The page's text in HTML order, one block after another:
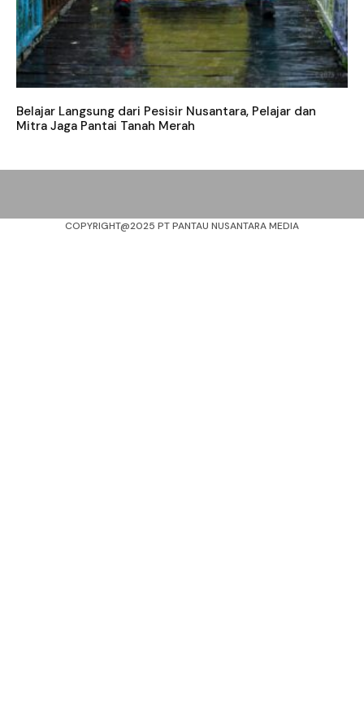
Belajar Langsung dari Pesisir Nusantara, Pelajar dan
Mitra Jaga Pantai Tanah Merah
COPYRIGHT@2025 PT PANTAU NUSANTARA MEDIA